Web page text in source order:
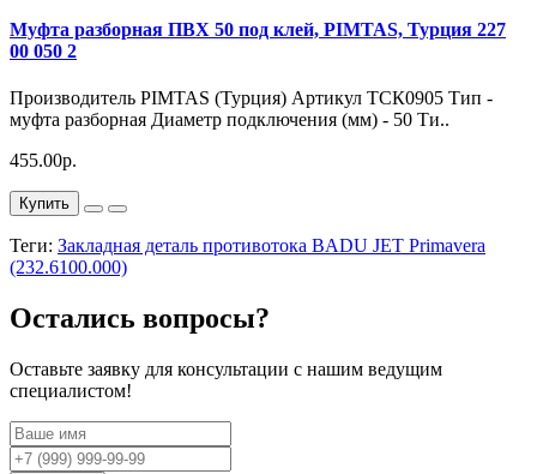
Муфта разборная ПВХ 50 под клей, PIMTAS, Турция 227
00 050 2
Производитель PIMTAS (Турция) Артикул ТСК0905 Тип -
муфта разборная Диаметр подключения (мм) - 50 Ти..
455.00р.
Купить
Теги: Закладная деталь противотока BADU JET Primavera
(232.6100.000)
Остались вопросы?
Оставьте заявку для консультации с нашим ведущим
специалистом!